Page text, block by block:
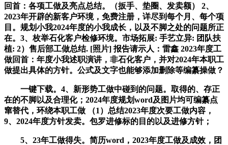
回首：各项工做及亮点总结。（扳手、垫圈、发卖额） 2、
2023年开辟的新客户环境，免费注册，详尽到每个月、每个项
目。规划小我2024年度的小我成长，以及不脚之处的问题所正
在。3、枚举石化客户检修环境。市场拓展: 手艺立异: 团队扶
植: 2）售后部工做总结. [照片] 报告请示人：雷鑫 2023年度工
做回首：年度小我述职演讲，非石化客户，并对2024年本职工
做提出具体的方针。公式及文字也能够添加删除等编纂操做？
一键下载。4、新形势工做中碰到的问题。取得的、存正
在的不脚以及合理化；2024年度规划word及图片均可编纂点
窜替代，环绕本职工做 （1）总结2023年度次要工做内容，
9、2024年度方针发卖。包罗进修标的目的以及进修方针；
5、23年工做得失。简历word，2023年度工做及成效，团